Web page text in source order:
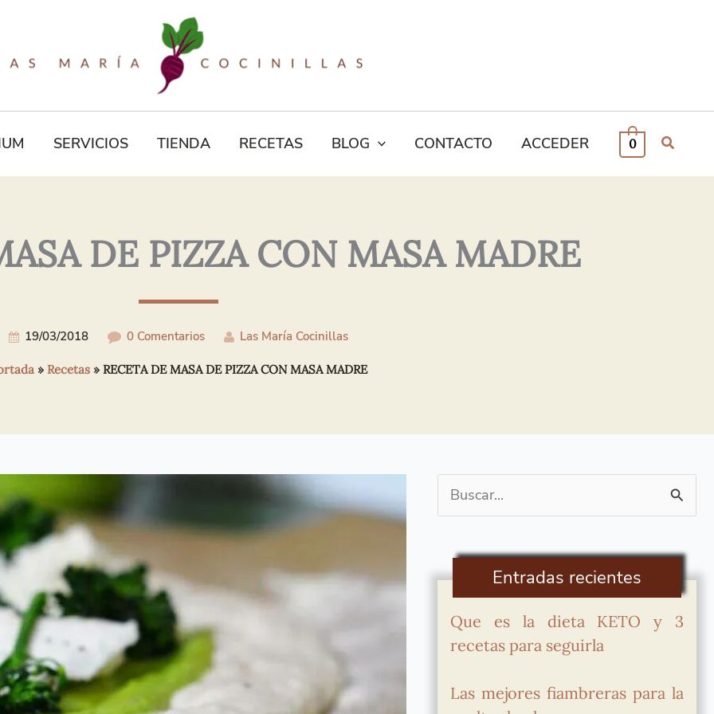
SERVICIOS TIENDA RECETAS BLOG CONTACTO ACCEDER 0
DE PIZZA CON MASA MADRE
19/03/2018 0 Comentarios Las María Cocinillas
» Recetas » RECETA DE MASA DE PIZZA CON MASA MADRE
Electrónico*
Buscar
por:
Entradas recientes
Que es la dieta KETO y 3
recetas para seguirla
Las mejores fiambreras para la